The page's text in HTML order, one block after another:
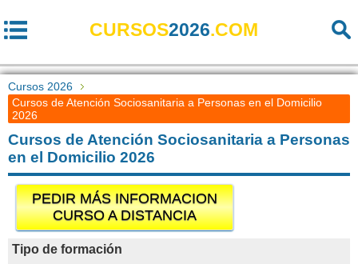
CURSOS2026.COM
Cursos 2026
Cursos de Atención Sociosanitaria a Personas en el Domicilio
2026
Cursos de Atención Sociosanitaria a Personas
en el Domicilio 2026
PEDIR MÁS INFORMACION
CURSO A DISTANCIA
Tipo de formación